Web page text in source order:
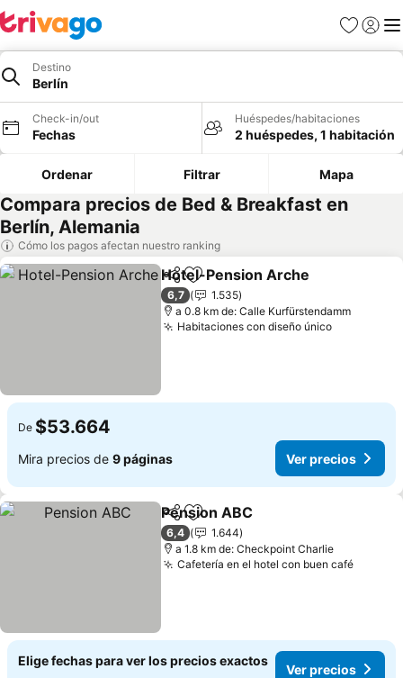
Favoritos
Iniciar
Destino
Berlín
Check-in/out
Fechas
Huéspedes/habitaciones
2 huéspedes, 1 habitación
Ordenar Filtrar Mapa
Compara precios de Bed & Breakfast en
Berlín, Alemania
Cómo los pagos afectan nuestro ranking
CompartirAgregar a favoritos
Hotel-Pension Arche
6,7
1.535
a 0.8 km de: Calle Kurfürstendamm
Habitaciones con diseño únicoVer
De $53.664
Mira precios de 9 páginas Ver precios
CompartirAgregar a favoritos
Pension ABC
6,4
1.644
a 1.8 km de: Checkpoint Charlie
Cafetería en el hotel con buen caféVer
Elige fechas para ver los precios exactos
Ver precios